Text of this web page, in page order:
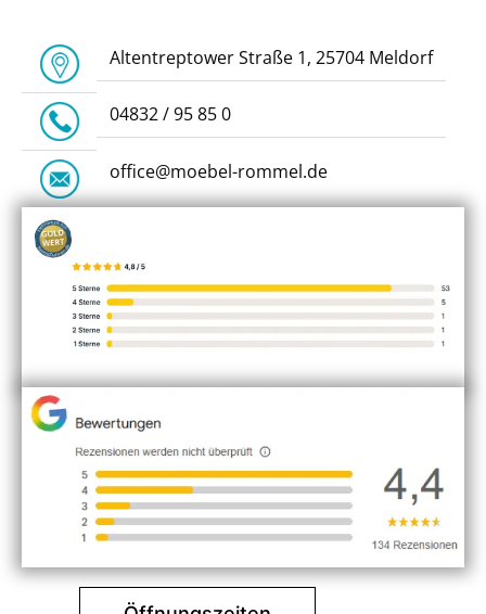
Altentreptower Straße 1, 25704 Meldorf
04832 / 95 85 0
office@moebel-rommel.de